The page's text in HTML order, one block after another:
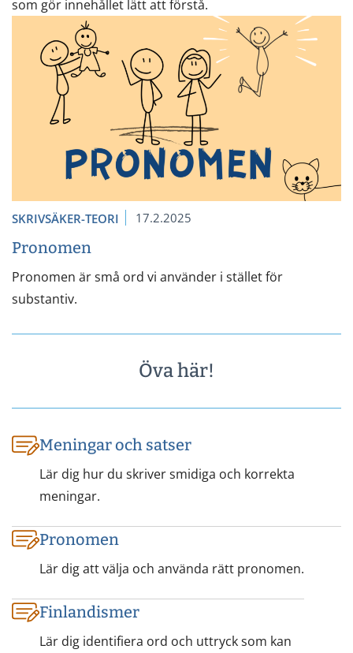
som gör innehållet lätt att förstå.
Pronomen
Pronomen är små ord vi använder i stället för
substantiv.
SKRIVSÄKER-TEORI 17.2.2025
Öva här!
Meningar och satser
Lär dig hur du skriver smidiga och korrekta
meningar.
Pronomen
Lär dig att välja och använda rätt pronomen.
Finlandismer
Lär dig identifiera ord och uttryck som kan